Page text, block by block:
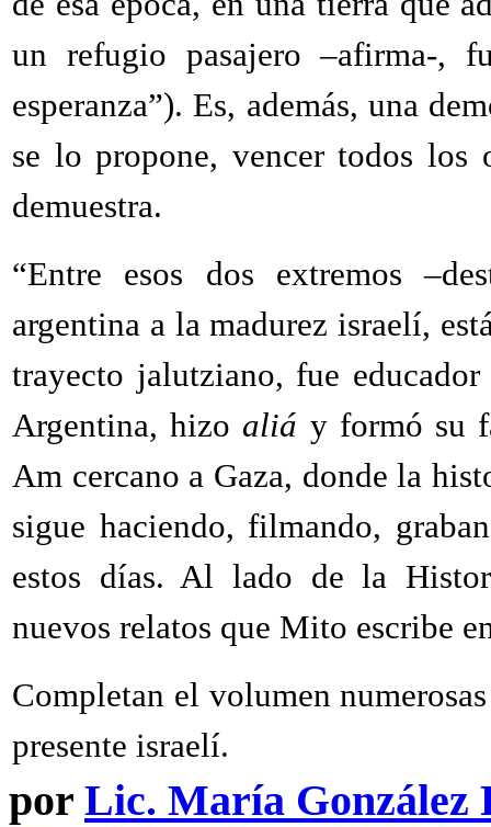
un refugio pasajero –afirma-,
esperanza”). Es, además, una
se lo propone, vencer todos los
demuestra.
“Entre esos dos extremos
argentina a la madurez israelí,
trayecto jalutziano, fue
Argentina, hizo aliá y formó su
Am cercano a Gaza, donde la
sigue haciendo, filmando,
estos días. Al lado de la
nuevos relatos que Mito escribe
Completan el volumen
presente israelí.
por Lic. María González